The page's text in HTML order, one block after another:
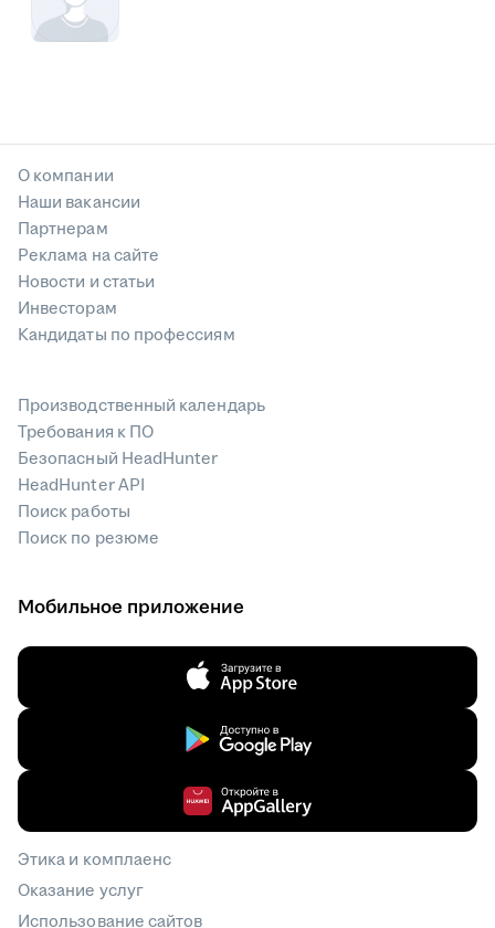
О компании
Наши вакансии
Партнерам
Реклама на сайте
Новости и статьи
Инвесторам
Кандидаты по профессиям
Производственный календарь
Требования к ПО
Безопасный HeadHunter
HeadHunter API
Поиск работы
Поиск по резюме
Мобильное приложение
Этика и комплаенс
Оказание услуг
Использование сайтов